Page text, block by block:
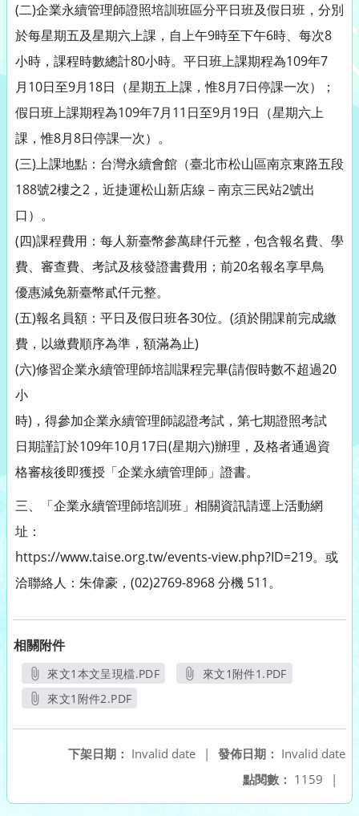
(二)企業永續管理師證照培訓班區分平日班及假日班，分別
於每星期五及星期六上課，自上午9時至下午6時、每次8
小時，課程時數總計80小時。平日班上課期程為109年7
月10日至9月18日（星期五上課，惟8月7日停課一次）；
假日班上課期程為109年7月11日至9月19日（星期六上
課，惟8月8日停課一次）。
(三)上課地點：台灣永續會館（臺北市松山區南京東路五段
188號2樓之2，近捷運松山新店線－南京三民站2號出
口）。
(四)課程費用：每人新臺幣參萬肆仟元整，包含報名費、學
費、審查費、考試及核發證書費用；前20名報名享早鳥
優惠減免新臺幣貳仟元整。
(五)報名員額：平日及假日班各30位。(須於開課前完成繳
費，以繳費順序為準，額滿為止)
(六)修習企業永續管理師培訓課程完畢(請假時數不超過20
小
時)，得參加企業永續管理師認證考試，第七期證照考試
日期謹訂於109年10月17日(星期六)辦理，及格者通過資
格審核後即獲授「企業永續管理師」證書。
三、「企業永續管理師培訓班」相關資訊請逕上活動網
址：
https://www.taise.org.tw/events-view.php?ID=219。或
洽聯絡人：朱偉豪，(02)2769-8968 分機 511。
相關附件
來文1本文呈現檔.PDF
另開新視窗
來文1附件1.PDF
來文1附件2.PDF
發佈日期： Invalid date
下架日期： Invalid date
|
點閱數： 1159 |